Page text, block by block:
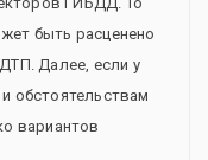
быть расценено
Далее, если у
обстоятельствам
вариантов